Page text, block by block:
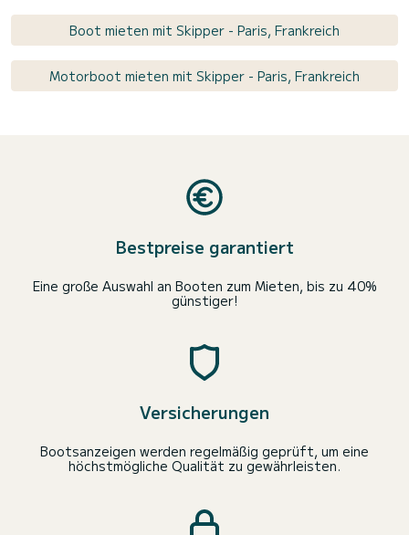
Boot mieten mit Skipper - Paris, Frankreich
Motorboot mieten mit Skipper - Paris, Frankreich
Bestpreise garantiert
Eine große Auswahl an Booten zum Mieten, bis zu 40%
günstiger!
Versicherungen
Bootsanzeigen werden regelmäßig geprüft, um eine
höchstmögliche Qualität zu gewährleisten.